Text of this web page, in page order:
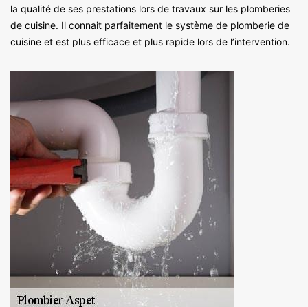
la qualité de ses prestations lors de travaux sur les plomberies
de cuisine. Il connait parfaitement le système de plomberie de
cuisine et est plus efficace et plus rapide lors de l’intervention.